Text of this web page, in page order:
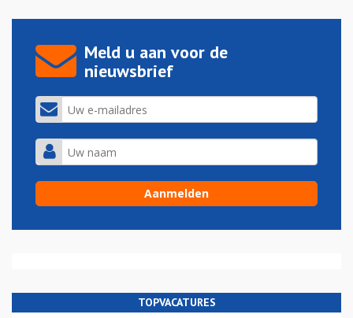
Meld u aan voor de
nieuwsbrief
TOPVACATURES